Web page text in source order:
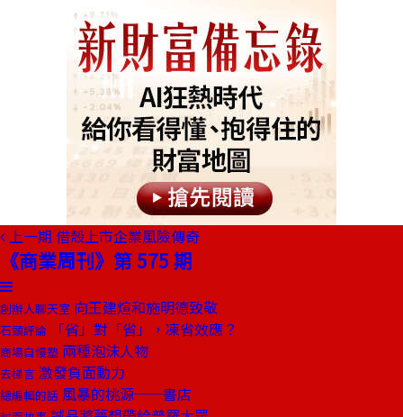
上一期 借殼上市企業風險傳奇
《商業周刊》第 575 期
創辦人聊天室 向王建煊和施明德致敬
石頭評論 「省」對「省」，凍省效應？
商場自慢塾 兩種泡沫人物
去梯言 激發負面動力
總編輯的話 風暴的桃源──書店